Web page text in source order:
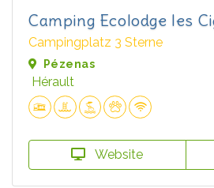
Camping Ecolodge les
Campingplatz 3 Sterne
Pézenas
Hérault
Website